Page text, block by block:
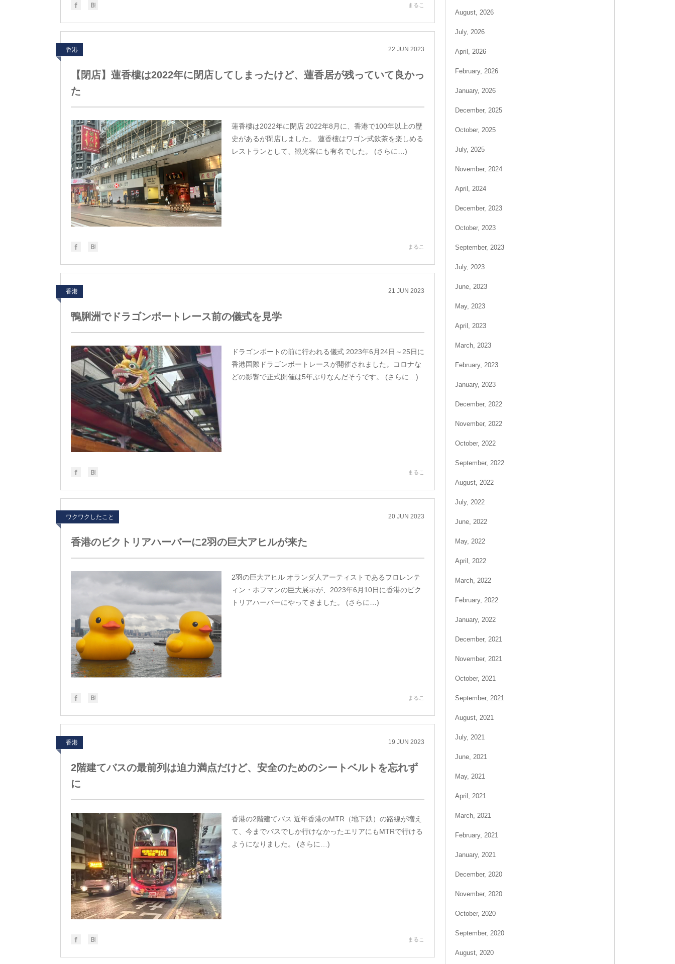
まるこ
香港 22 JUN 2023
【閉店】蓮香樓は2022年に閉店してしまったけど、蓮香居が残っていて良かっ
た
蓮香樓は2022年に閉店 2022年8月に、香港で100年以上の歴
史があるが閉店しました。 蓮香樓はワゴン式飲茶を楽しめる
レストランとして、観光客にも有名でした。 (さらに…)
まるこ
香港 21 JUN 2023
鴨脷洲でドラゴンボートレース前の儀式を見学
ドラゴンボートの前に行われる儀式 2023年6月24日～25日に
香港国際ドラゴンボートレースが開催されました。コロナな
どの影響で正式開催は5年ぶりなんだそうです。 (さらに…)
まるこ
ワクワクしたこと 20 JUN 2023
香港のビクトリアハーバーに2羽の巨大アヒルが来た
2羽の巨大アヒル オランダ人アーティストであるフロレンテ
ィン・ホフマンの巨大展示が、2023年6月10日に香港のビク
トリアハーバーにやってきました。 (さらに…)
まるこ
香港 19 JUN 2023
2階建てバスの最前列は迫力満点だけど、安全のためのシートベルトを忘れず
に
香港の2階建てバス 近年香港のMTR（地下鉄）の路線が増え
て、今までバスでしか行けなかったエリアにもMTRで行ける
ようになりました。 (さらに…)
まるこ
August, 2026
July, 2026
April, 2026
February, 2026
January, 2026
December, 2025
October, 2025
July, 2025
November, 2024
April, 2024
December, 2023
October, 2023
September, 2023
July, 2023
June, 2023
May, 2023
April, 2023
March, 2023
February, 2023
January, 2023
December, 2022
November, 2022
October, 2022
September, 2022
August, 2022
July, 2022
June, 2022
May, 2022
April, 2022
March, 2022
February, 2022
January, 2022
December, 2021
November, 2021
October, 2021
September, 2021
August, 2021
July, 2021
June, 2021
May, 2021
April, 2021
March, 2021
February, 2021
January, 2021
December, 2020
November, 2020
October, 2020
September, 2020
August, 2020